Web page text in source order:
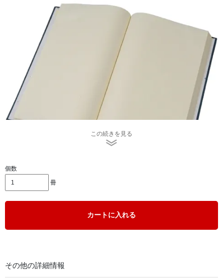
天皇陛下への献上品として1000年の歴史を誇る高知県いの
町ブランドの土佐和紙を使用しました。
この続きを見る
個数
冊
カートに入れる
その他の詳細情報